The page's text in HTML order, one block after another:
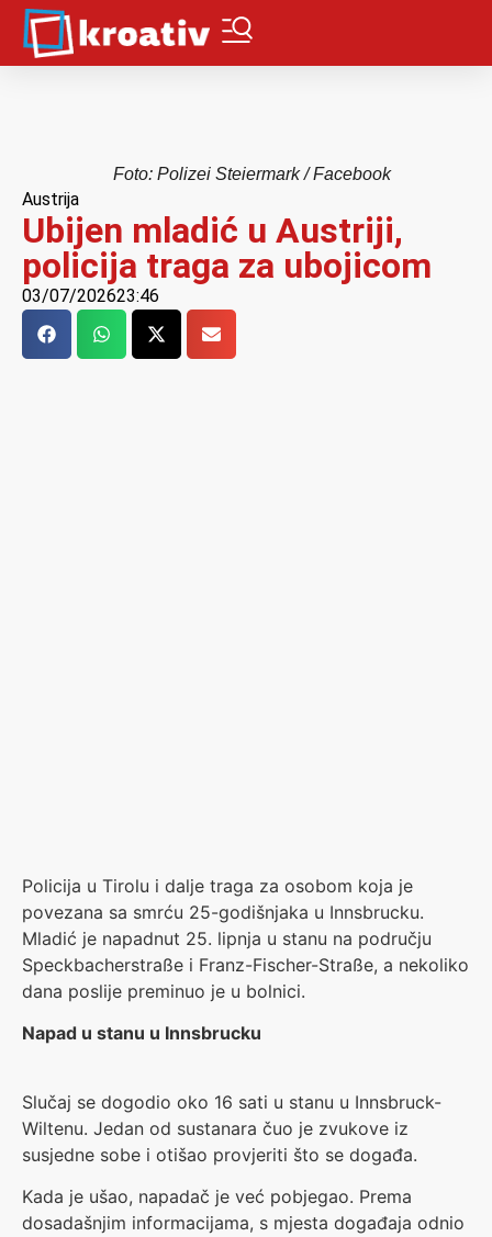
Foto: Polizei Steiermark / Facebook
Austrija
Ubijen mladić u Austriji,
policija traga za ubojicom
03/07/202623:46
Policija u Tirolu i dalje traga za osobom koja je
povezana sa smrću 25-godišnjaka u Innsbrucku.
Mladić je napadnut 25. lipnja u stanu na području
Speckbacherstraße i Franz-Fischer-Straße, a nekoliko
dana poslije preminuo je u bolnici.
Napad u stanu u Innsbrucku
Slučaj se dogodio oko 16 sati u stanu u Innsbruck-
Wiltenu. Jedan od sustanara čuo je zvukove iz
susjedne sobe i otišao provjeriti što se događa.
Kada je ušao, napadač je već pobjegao. Prema
dosadašnjim informacijama, s mjesta događaja odnio